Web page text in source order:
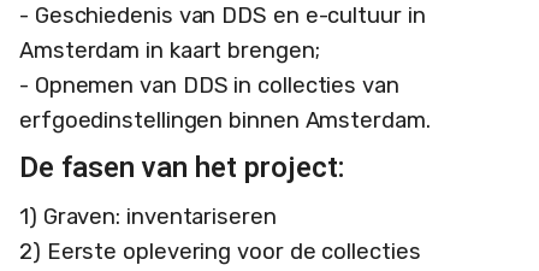
- Geschiedenis van DDS en e-cultuur in
Amsterdam in kaart brengen;
- Opnemen van DDS in collecties van
erfgoedinstellingen binnen Amsterdam.
De fasen van het project:
1) Graven: inventariseren
2) Eerste oplevering voor de collecties